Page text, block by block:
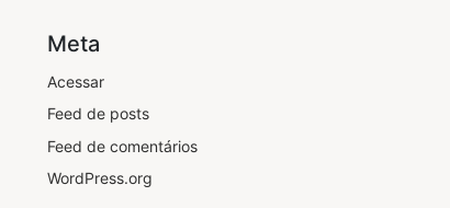
Meta
Acessar
Feed de posts
Feed de comentários
WordPress.org